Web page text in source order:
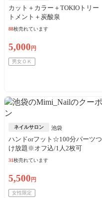
カット＋カラー＋TOKIOトリー
トメント＋炭酸泉
88枚売れています
5,000 円
男女ＯＫ
ネイルサロン 池袋
ハンドorフット☆100分パーツつ
け放題※オフ込/1人2枚可
31枚売れています
5,500 円
女性限定